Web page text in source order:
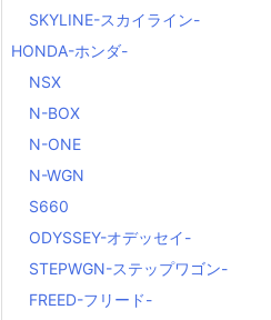
SKYLINE-スカイライン-
HONDA-ホンダ-
NSX
N-BOX
N-ONE
N-WGN
S660
ODYSSEY-オデッセイ-
STEPWGN-ステップワゴン-
FREED-フリード-